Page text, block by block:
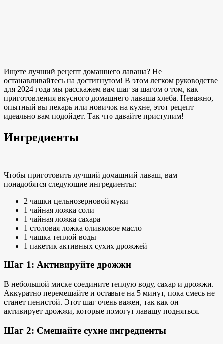
Ищете лучший рецепт домашнего лаваша? Не
останавливайтесь на достигнутом! В этом легком руководстве
для 2024 года мы расскажем вам шаг за шагом о том, как
приготовления вкусного домашнего лаваша хлеба. Неважно,
опытный вы пекарь или новичок на кухне, этот рецепт
идеально вам подойдет. Так что давайте приступим!
Ингредиенты
Чтобы приготовить лучший домашний лаваш, вам
понадобятся следующие ингредиенты:
2 чашки цельнозерновой муки
1 чайная ложка соли
1 чайная ложка сахара
1 столовая ложка оливковое масло
1 чашка теплой воды
1 пакетик активных сухих дрожжей
Шаг 1: Активируйте дрожжи
В небольшой миске соедините теплую воду, сахар и дрожжи.
Аккуратно перемешайте и оставьте на 5 минут, пока смесь не
станет пенистой. Этот шаг очень важен, так как он
активирует дрожжи, которые помогут лавашу подняться.
Шаг 2: Смешайте сухие ингредиенты